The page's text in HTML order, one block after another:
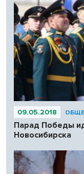
09.05.2018
Парад Победы
Новосибирска